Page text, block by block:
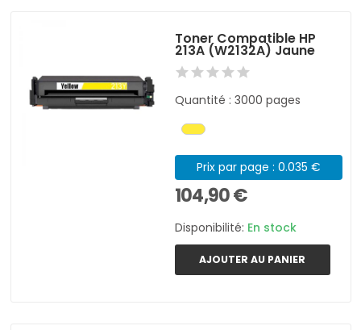
Toner Compatible HP
213A (W2132A) Jaune
Quantité : 3000 pages
Prix par page : 0.035 €
104,90 €
Disponibilité: En stock
AJOUTER AU PANIER